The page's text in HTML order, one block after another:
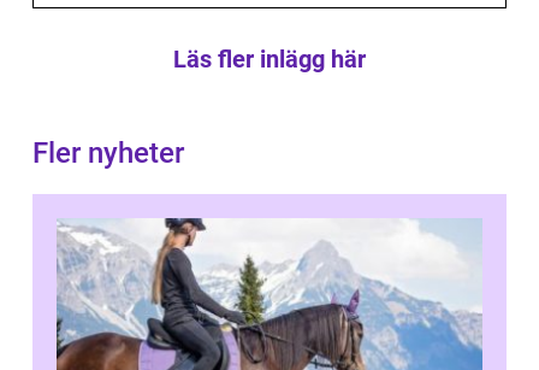
Läs fler inlägg här
Fler nyheter